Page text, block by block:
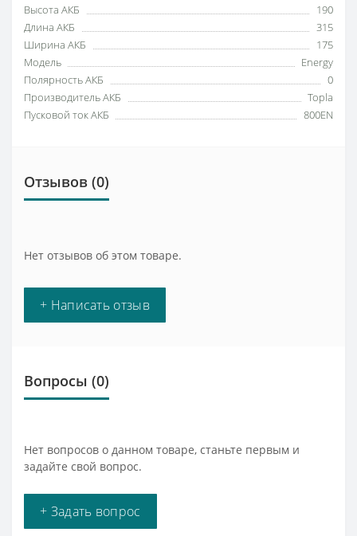
Высота АКБ
190
Длина АКБ
315
Ширина АКБ
175
Модель
Energy
Полярность АКБ
0
Производитель АКБ
Topla
Пусковой ток АКБ
800EN
Отзывов (0)
Нет отзывов об этом товаре.
+ Написать отзыв
Вопросы (0)
Нет вопросов о данном товаре, станьте первым и
задайте свой вопрос.
+ Задать вопрос